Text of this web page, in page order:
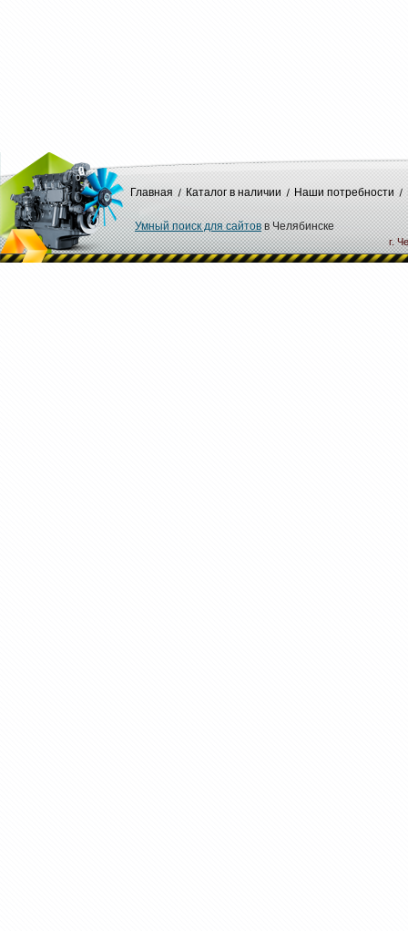
Главная Каталог в наличии Наши потребности
Умный поиск для сайтовв Челябинске
г.